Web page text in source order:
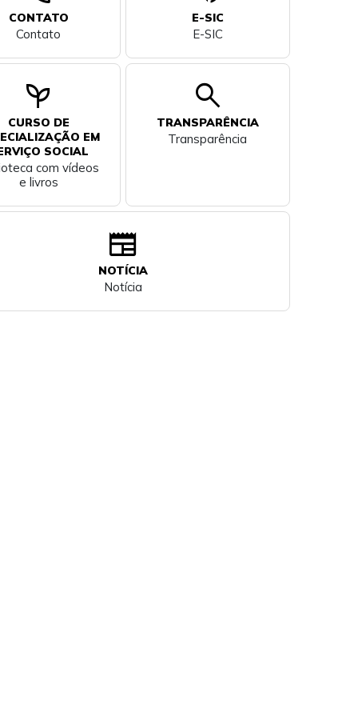
CONTATO
Contato
E-SIC
E-SIC
psychiatry
CURSO DE
EM
SOCIAL
com vídeos
e livros
search
TRANSPARÊNCIA
Transparência
newspaper
NOTÍCIA
Notícia